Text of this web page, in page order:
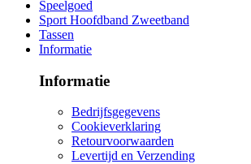
Speelgoed
Sport Hoofdband Zweetband
Tassen
Informatie
Informatie
Bedrijfsgegevens
Cookieverklaring
Retourvoorwaarden
Levertijd en Verzending